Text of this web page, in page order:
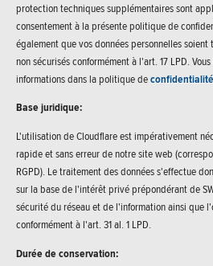
protection techniques supplémentaires sont
consentement à la présente politique de
également que vos données personnelles
non sécurisés conformément à l'art. 17 LPD.
informations dans la politique de
Base juridique:
L'utilisation de Cloudflare est impérativement
rapide et sans erreur de notre site web
RGPD). Le traitement des données s'effectue
sur la base de l'intérêt privé prépondérant de
sécurité du réseau et de l'information ainsi que
conformément à l'art. 31 al. 1 LPD.
Durée de conservation: